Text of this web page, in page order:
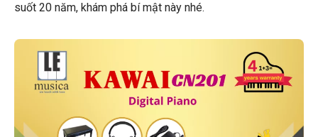
suốt 20 năm, khám phá bí mật này nhé.